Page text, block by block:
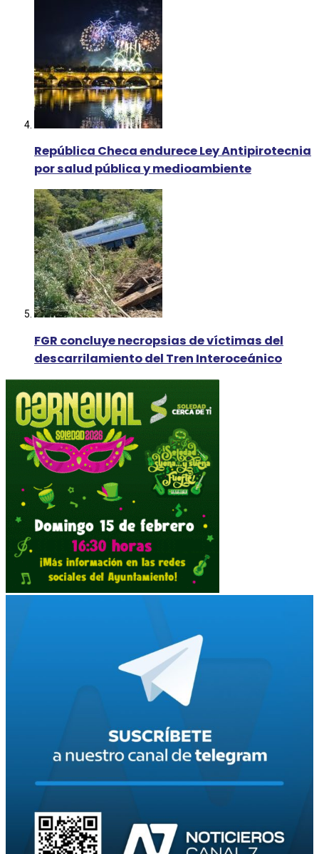
República Checa endurece Ley Antipirotecnia
por salud pública y medioambiente
FGR concluye necropsias de víctimas del
descarrilamiento del Tren Interoceánico